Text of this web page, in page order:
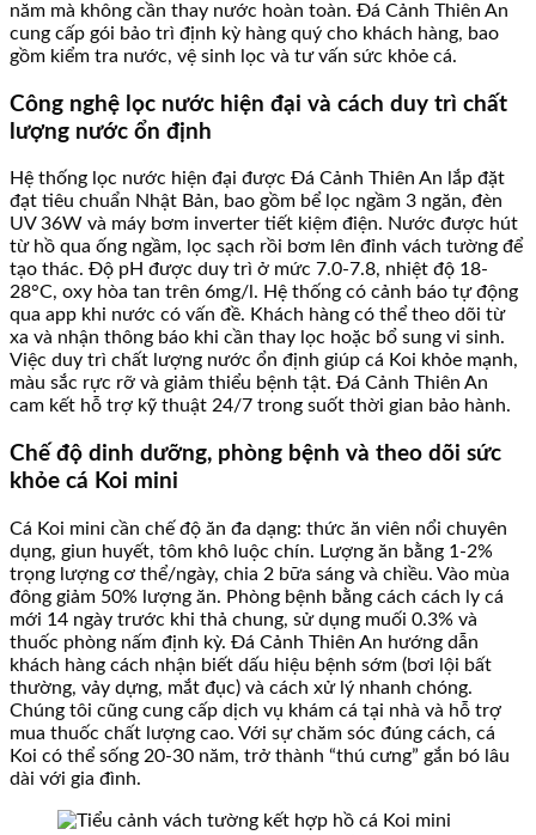
năm mà không cần thay nước hoàn toàn. Đá Cảnh Thiên An
cung cấp gói bảo trì định kỳ hàng quý cho khách hàng, bao
gồm kiểm tra nước, vệ sinh lọc và tư vấn sức khỏe cá.
Công nghệ lọc nước hiện đại và cách duy trì chất
lượng nước ổn định
Hệ thống lọc nước hiện đại được Đá Cảnh Thiên An lắp đặt
đạt tiêu chuẩn Nhật Bản, bao gồm bể lọc ngầm 3 ngăn, đèn
UV 36W và máy bơm inverter tiết kiệm điện. Nước được hút
từ hồ qua ống ngầm, lọc sạch rồi bơm lên đỉnh vách tường để
tạo thác. Độ pH được duy trì ở mức 7.0-7.8, nhiệt độ 18-
28°C, oxy hòa tan trên 6mg/l. Hệ thống có cảnh báo tự động
qua app khi nước có vấn đề. Khách hàng có thể theo dõi từ
xa và nhận thông báo khi cần thay lọc hoặc bổ sung vi sinh.
Việc duy trì chất lượng nước ổn định giúp cá Koi khỏe mạnh,
màu sắc rực rỡ và giảm thiểu bệnh tật. Đá Cảnh Thiên An
cam kết hỗ trợ kỹ thuật 24/7 trong suốt thời gian bảo hành.
Chế độ dinh dưỡng, phòng bệnh và theo dõi sức
khỏe cá Koi mini
Cá Koi mini cần chế độ ăn đa dạng: thức ăn viên nổi chuyên
dụng, giun huyết, tôm khô luộc chín. Lượng ăn bằng 1-2%
trọng lượng cơ thể/ngày, chia 2 bữa sáng và chiều. Vào mùa
đông giảm 50% lượng ăn. Phòng bệnh bằng cách cách ly cá
mới 14 ngày trước khi thả chung, sử dụng muối 0.3% và
thuốc phòng nấm định kỳ. Đá Cảnh Thiên An hướng dẫn
khách hàng cách nhận biết dấu hiệu bệnh sớm (bơi lội bất
thường, vảy dựng, mắt đục) và cách xử lý nhanh chóng.
Chúng tôi cũng cung cấp dịch vụ khám cá tại nhà và hỗ trợ
mua thuốc chất lượng cao. Với sự chăm sóc đúng cách, cá
Koi có thể sống 20-30 năm, trở thành “thú cưng” gắn bó lâu
dài với gia đình.